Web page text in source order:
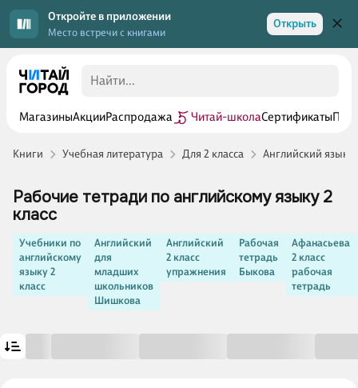
Откройте в приложении
Место встречи с книгами
Открыть
МагазиныАкцииРаспродажа Читай-школаСертификаты
Книги Учебная литература Для 2 класса Английский язык 2
Рабочие тетради по английскому языку 2
класс
Учебники по
английскому
языку 2
класс
Английский
для
младших
школьников
Шишкова
Английский
2 класс
упражнения
Рабочая
тетрадь
Быкова
Афанасьева
2 класс
рабочая
тетрадь